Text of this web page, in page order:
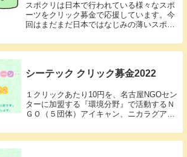
スポクリは日本で行われている様々なスポ
ーツをクリック募金で応援しています。今
回はまだまだ日本ではなじみの薄いスポー
ール、コーフボール、アンプティサッカー
の支援を行います。
シーテック クリック募金2022
１クリックあたり10円を、名古屋NGOセン
ターに加盟する『環境分野』で活動するＮ
ＧＯ（５団体）アイキャン、ニカラグアの